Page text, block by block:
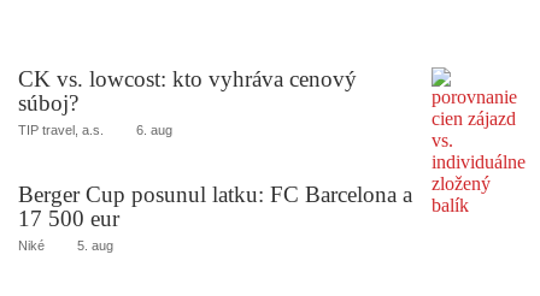
CK vs. lowcost: kto vyhráva cenový
súboj?
TIP travel, a.s. 6. aug
Berger Cup posunul latku: FC Barcelona a
17 500 eur
Niké 5. aug